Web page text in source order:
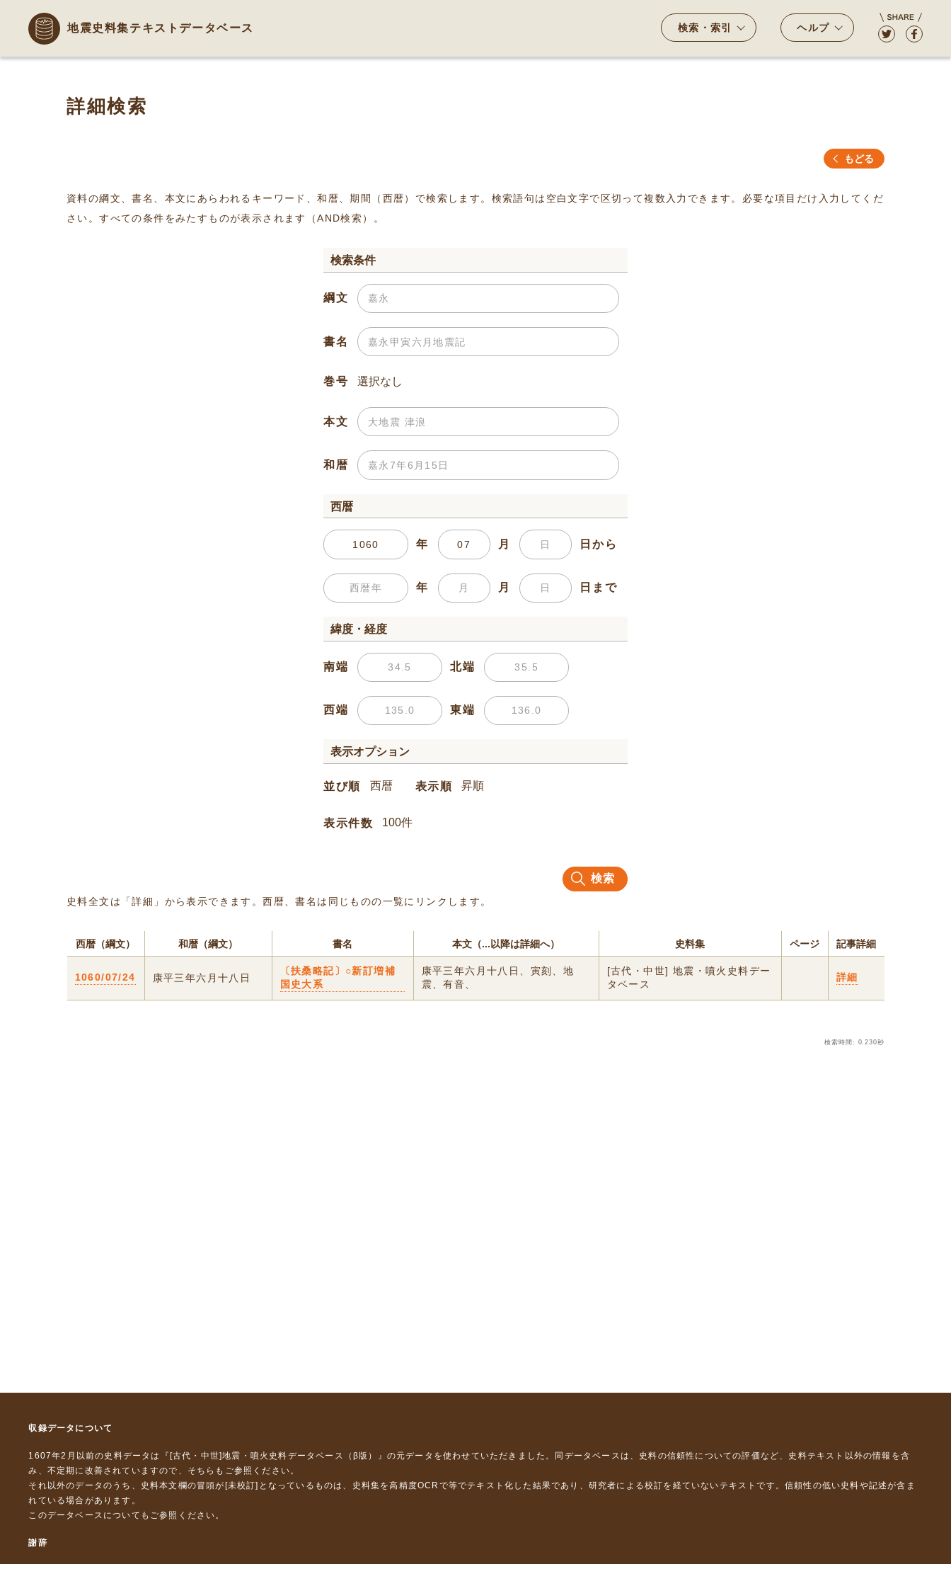
地震史料集テキストデータベース 検索・索引 ヘルプ
詳細検索
もどる
資料の綱文、書名、本文にあらわれるキーワード、和暦、期間（西暦）で検索します。検索語句は空白文字で区切って複数入力できます。必要な項目だけ入力してくだ
さい。すべての条件をみたすものが表示されます（AND検索）。
検索条件
綱文
書名
巻号
本文
和暦
西暦
年 月 日から
年 月 日まで
緯度・経度
南端 北端
西端 東端
表示オプション
並び順 表示順
表示件数
検索
史料全文は「詳細」から表示できます。西暦、書名は同じものの一覧にリンクします。
西暦（綱文） 和暦（綱文） 書名 本文（...以降は詳細へ） 史料集 ページ 記事詳細
1060/07/24 康平三年六月十八日
〔扶桑略記〕○新訂増補
国史大系
康平三年六月十八日、寅刻、地
震、有音、
[古代・中世] 地震・噴火史料デー
タベース
詳細
検索時間: 0.230秒
収録データについて
1607年2月以前の史料データは『 [古代・中世]地震・噴火史料データベース（β版）』 の元データを使わせていただきました。同データベースは、史料の信頼性についての評価など、史料テキスト以外の情報を含
み、不定期に改善されていますので、 そちら もご参照ください。
それ以外のデータのうち、史料本文欄の冒頭が[未校訂]となっているものは、史料集を高精度OCRで等でテキスト化した結果であり、研究者による校訂を経ていないテキストです。信頼性の低い史料や記述が含ま
れている場合があります。
このデータベースについて もご参照ください。
謝辞